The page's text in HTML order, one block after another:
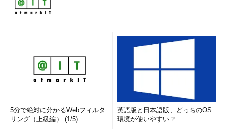
5分で絶対に分かるWebフィルタ
リング（上級編） (1/5)
英語版と日本語版、どっちのOS
環境が使いやすい？